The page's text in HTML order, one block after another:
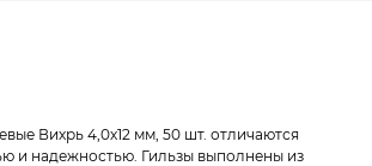
Вихрь 4,0х12 мм, 50 шт. отличаются
и надежностью. Гильзы выполнены из